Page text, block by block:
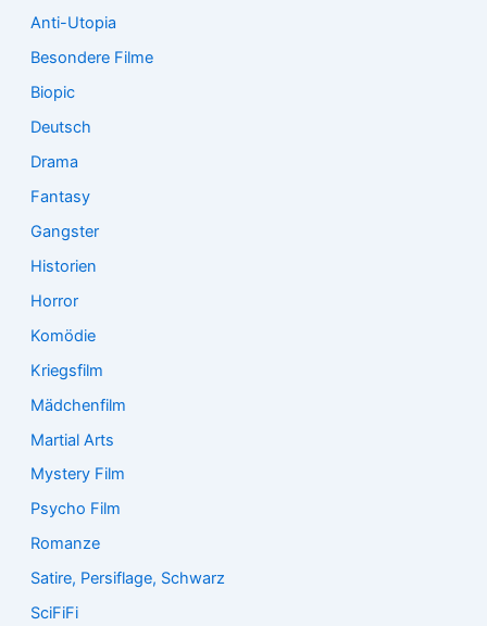
Anti-Utopia
Besondere Filme
Biopic
Deutsch
Drama
Fantasy
Gangster
Historien
Horror
Komödie
Kriegsfilm
Mädchenfilm
Martial Arts
Mystery Film
Psycho Film
Romanze
Satire, Persiflage, Schwarz
SciFiFi